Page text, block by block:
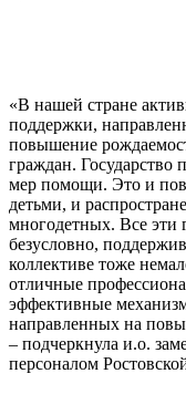
«В нашей стране
поддержки,
повышение
граждан. Государство
мер помощи. Это и
детьми, и
многодетных. Все эти
безусловно,
коллективе тоже
отличные
эффективные
направленных на
– подчеркнула и.о.
персоналом